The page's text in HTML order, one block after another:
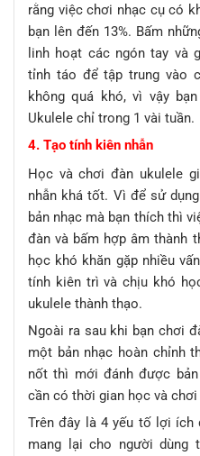
rằng việc chơi nhạc cụ có
bạn lên đến 13%. Bấm
linh hoạt các ngón tay và
tỉnh táo để tập trung vào
không quá khó, vì vậy
Ukulele chỉ trong 1 vài tuần.
4. Tạo tính kiên nhẫn
Học và chơi đàn ukulele
nhẫn khá tốt. Vì để sử
bản nhạc mà bạn thích thì
đàn và bấm hợp âm thành
học khó khăn gặp nhiều
tính kiên trì và chịu khó
ukulele thành thạo.
Ngoài ra sau khi bạn chơi
một bản nhạc hoàn chỉnh
nốt thì mới đánh được
cần có thời gian học và chơi
Trên đây là 4 yếu tố lợi ích
mang lại cho người dùng